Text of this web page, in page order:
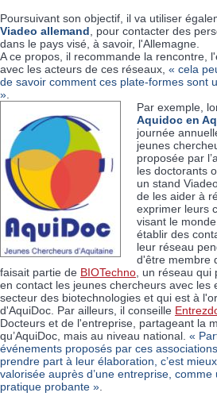
Poursuivant son objectif, il va utiliser
Viadeo allemand , pour contacter des
dans le pays visé, à savoir, l'Allemagne.
A ce propos, il recommande la rencontre,
avec les acteurs de ces réseaux, « cela
de savoir comment ces plate-formes sont
»
Par exemple,
Aquidoc en
journée
jeunes
proposée par
les doctorants
un stand
de les aider à
exprimer leurs
visant le
établir des
leur réseau
d'être membre
faisait partie de BIOTechno , un réseau
en contact les jeunes chercheurs avec les
secteur des biotechnologies et qui est à
d'AquiDoc. Par ailleurs, il conseille
Docteurs et de l'entreprise, partageant la
qu’AquiDoc, mais au niveau national. «
événements proposés par ces
prendre part à leur élaboration, c’est
valorisée auprès d’une entreprise, comme
pratique probante »